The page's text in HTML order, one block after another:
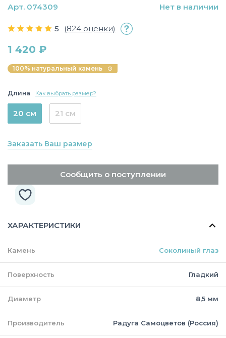
5 (824 оценки)
1 420 ₽
100% натуральный камень
Длина Как выбрать размер?
20 см 21 см
Заказать Ваш размер
Сообщить о поступлении
Арт. 074309 Нет в наличии
ХАРАКТЕРИСТИКИ
Камень Соколиный глаз
Поверхность Гладкий
Диаметр 8,5 мм
Производитель Радуга Самоцветов (Россия)